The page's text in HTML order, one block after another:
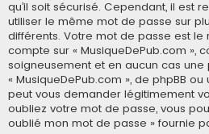
qu’il soit sécurisé. Cependant, il est
utiliser le même mot de passe sur
différents. Votre mot de passe est le
compte sur « MusiqueDePub.com »,
soigneusement et en aucun cas
« MusiqueDePub.com », de phpBB
peut vous demander légitimement
oubliez votre mot de passe, vous
oublié mon mot de passe » fournie